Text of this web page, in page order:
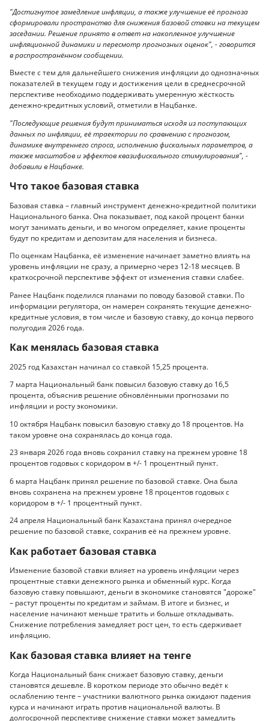
"Достигнутое замедление инфляции, а также улучшение её прогноза
сформировали пространство для снижения базовой ставки на текущем
заседании. Решение принято в ответ на накопленное улучшение
инфляционной динамики и пересмотр прогнозных оценок", - говорится
в распространённом сообщении.
Вместе с тем для дальнейшего снижения инфляции до однозначных
показателей в текущем году и достижения цели в среднесрочной
перспективе необходимо поддерживать умеренную жёсткость
денежно-кредитных условий, отметили в Нацбанке.
"Последующие решения будут приниматься исходя из поступающих
данных по инфляции, её траектории по сравнению с прогнозом,
динамике внутреннего спроса, исполнению фискальных параметров, а
также масштабов и эффектов квазифискального стимулирования", -
добавили в Нацбанке.
Что такое базовая ставка
Базовая ставка – главный инструмент денежно-кредитной политики
Национального банка. Она показывает, под какой процент банки
могут занимать деньги, и во многом определяет, какие проценты
будут по кредитам и депозитам для населения и бизнеса.
По оценкам Нацбанка, её изменение начинает заметно влиять на
уровень инфляции не сразу, а примерно через 12-18 месяцев. В
краткосрочной перспективе эффект от изменения ставки слабее.
Ранее Нацбанк поделился планами по поводу базовой ставки. По
информации регулятора, он намерен сохранять текущие денежно-
кредитные условия, в том числе и базовую ставку, до конца первого
полугодия 2026 года.
Как менялась базовая ставка
2025 год Казахстан начинал со ставкой 15,25 процента.
7 марта Национальный банк повысил базовую ставку до 16,5
процента, объяснив решение обновлёнными прогнозами по
инфляции и росту экономики.
10 октября Нацбанк повысил базовую ставку до 18 процентов. На
таком уровне она сохранялась до конца года.
23 января 2026 года вновь сохранил ставку на прежнем уровне 18
процентов годовых с коридором в +/- 1 процентный пункт.
6 марта Нацбанк принял решение по базовой ставке. Она была
вновь сохранена на прежнем уровне 18 процентов годовых с
коридором в +/- 1 процентный пункт.
24 апреля Национальный банк Казахстана принял очередное
решение по базовой ставке, сохранив её на прежнем уровне.
Как работает базовая ставка
Изменение базовой ставки влияет на уровень инфляции через
процентные ставки денежного рынка и обменный курс. Когда
базовую ставку повышают, деньги в экономике становятся "дороже"
– растут проценты по кредитам и займам. В итоге и бизнес, и
население начинают меньше тратить и больше откладывать.
Снижение потребления замедляет рост цен, то есть сдерживает
инфляцию.
Как базовая ставка влияет на тенге
Когда Национальный банк снижает базовую ставку, деньги
становятся дешевле. В коротком периоде это обычно ведёт к
ослаблению тенге – участники валютного рынка ожидают падения
курса и начинают играть против национальной валюты. В
долгосрочной перспективе снижение ставки может замедлить